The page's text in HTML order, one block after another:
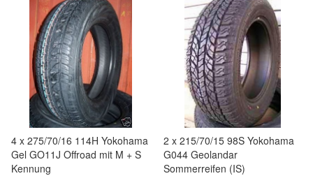
4 x 275/70/16 114H Yokohama
Gel GO11J Offroad mit M + S
Kennung
2 x 215/70/15 98S Yokohama
G044 Geolandar
Sommerreifen (IS)